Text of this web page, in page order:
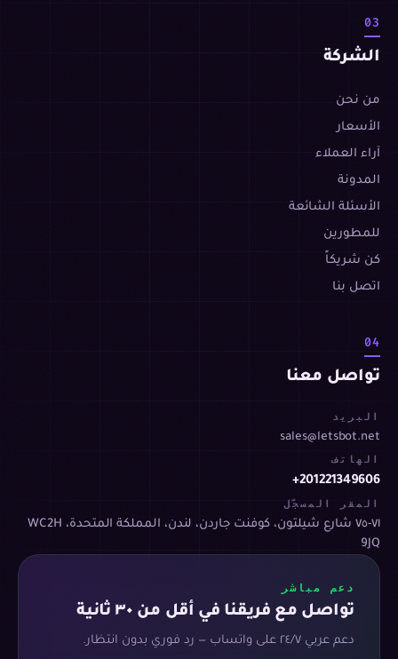
03
الشركة
من نحن
الأسعار
آراء العملاء
المدونة
الأسئلة الشائعة
للمطورين
كن شريكاً
اتصل بنا
04
تواصل معنا
البريد
sales@letsbot.net
الهاتف
+201221349606
المقر المسجّل
٧١-٧٥ شارع شيلتون، كوفنت جاردن، لندن، المملكة المتحدة، WC2H
9JQ
دعم مباشر
تواصل مع فريقنا في أقل من ٣٠ ثانية
دعم عربي ٢٤/٧ على واتساب — رد فوري بدون انتظار.